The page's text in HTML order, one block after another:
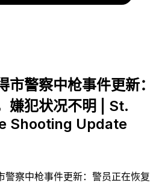
市警察中枪事件更新：
嫌犯状况不明 | St.
Shooting Update
警察中枪事件更新：警员正在恢复